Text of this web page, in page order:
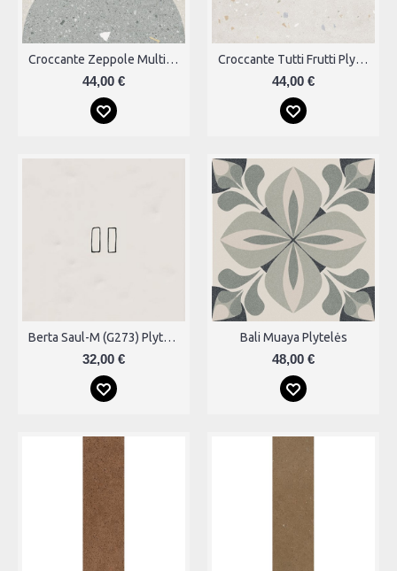
Croccante Zeppole Multicolor Plytelės
44,00 €
Croccante Tutti Frutti Plytelės
44,00 €
Berta Saul-M (G273) Plytelės
32,00 €
Bali Muaya Plytelės
48,00 €